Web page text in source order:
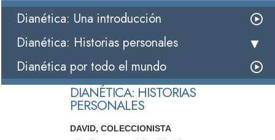
Dianética: Una introducción
Dianética: Historias personales
Dianética por todo el mundo
DIANÉTICA: HISTORIAS
PERSONALES
DAVID, COLECCIONISTA